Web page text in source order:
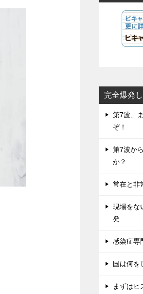
完全爆発
第7波、
ぞ！
第7波か
か？
常在と非
現場をな
発…
感染症専
国は何を
まずはヒ